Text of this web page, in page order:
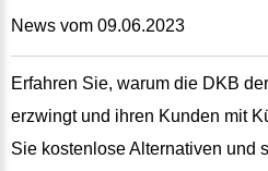
News vom 09.06.2023
Erfahren Sie, warum die DKB
erzwingt und ihren Kunden mit
Sie kostenlose Alternativen und